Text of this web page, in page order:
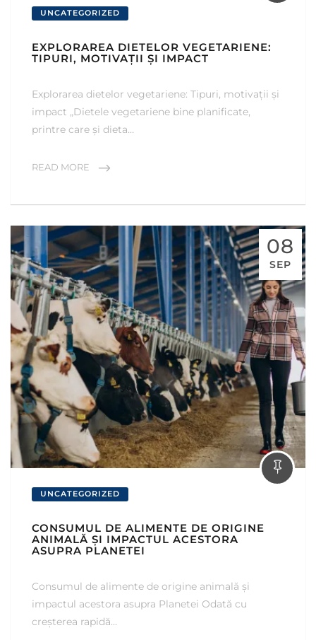
UNCATEGORIZED
EXPLORAREA DIETELOR VEGETARIENE:
TIPURI, MOTIVAȚII ȘI IMPACT
Explorarea dietelor vegetariene: Tipuri, motivații și
impact „Dietele vegetariene bine planificate,
printre care și dieta…
READ MORE
08
SEP
UNCATEGORIZED
CONSUMUL DE ALIMENTE DE ORIGINE
ANIMALĂ ȘI IMPACTUL ACESTORA
ASUPRA PLANETEI
Consumul de alimente de origine animală și
impactul acestora asupra Planetei Odată cu
creșterea rapidă…